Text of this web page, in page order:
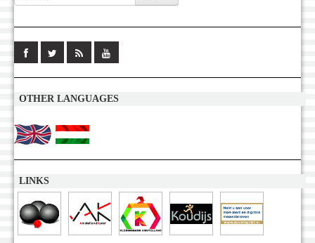
OTHER LANGUAGES
LINKS